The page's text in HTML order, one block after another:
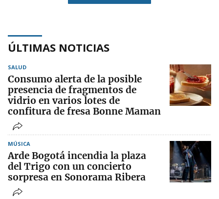
ÚLTIMAS NOTICIAS
SALUD
Consumo alerta de la posible
presencia de fragmentos de
vidrio en varios lotes de
confitura de fresa Bonne Maman
MÚSICA
Arde Bogotá incendia la plaza
del Trigo con un concierto
sorpresa en Sonorama Ribera